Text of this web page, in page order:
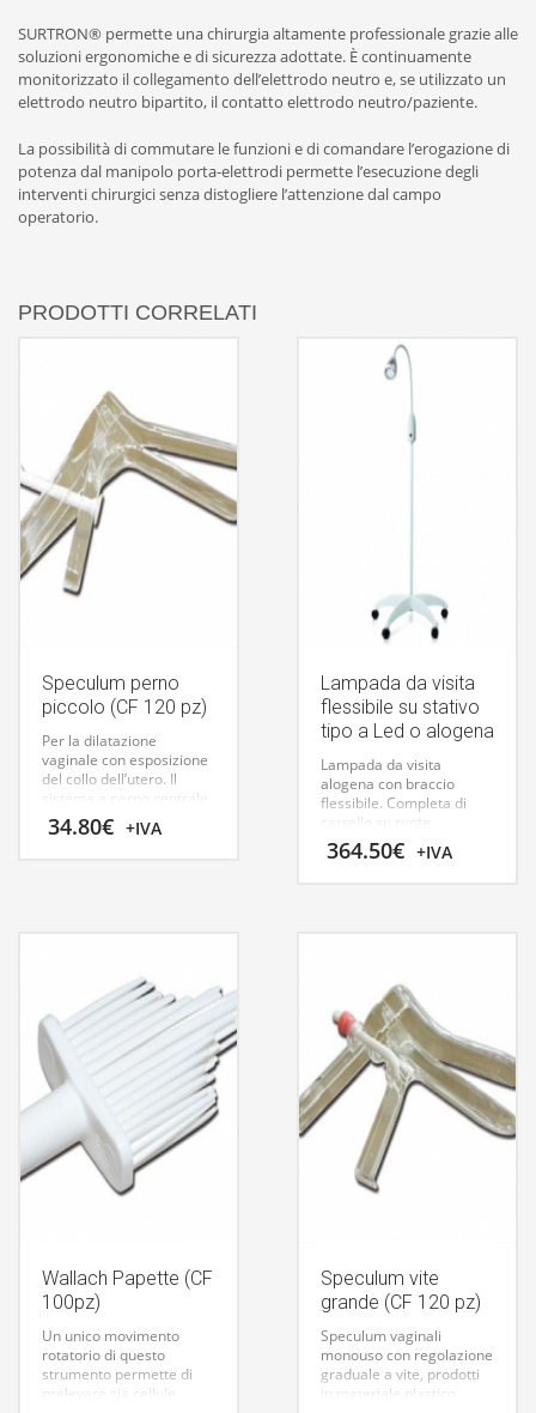
SURTRON® permette una chirurgia altamente professionale grazie alle
soluzioni ergonomiche e di sicurezza adottate. È continuamente
monitorizzato il collegamento dell’elettrodo neutro e, se utilizzato un
elettrodo neutro bipartito, il contatto elettrodo neutro/paziente.
La possibilità di commutare le funzioni e di comandare l’erogazione di
potenza dal manipolo porta-elettrodi permette l’esecuzione degli
interventi chirurgici senza distogliere l’attenzione dal campo
operatorio.
PRODOTTI CORRELATI
Speculum perno
piccolo (CF 120 pz)
Per la dilatazione
vaginale con esposizione
del collo dell’utero. Il
sistema a perno centrale
permette di regolare e
bloccare con sicurezza
essere ripiegato all’ingiù
per facilitare
l’introduzione di
strumentario. Fabbricati
in Europa.SPECULUM
CUSCO A PERNO
29946
PICCOLO
34.80€ +IVA
Lampada da visita
flessibile su stativo
tipo a Led o alogena
Lampada da visita
alogena con braccio
flessibile. Completa di
carrello su ruote.
364.50€ +IVA
Wallach Papette (CF
100pz)
Un unico movimento
rotatorio di questo
strumento permette di
prelevare sia cellule
Speculum vite
grande (CF 120 pz)
Speculum vaginali
monouso con regolazione
graduale a vite, prodotti
in materiale plastico